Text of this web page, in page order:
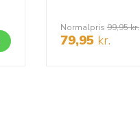
79,95 kr.
Normalpris 99,95kr.